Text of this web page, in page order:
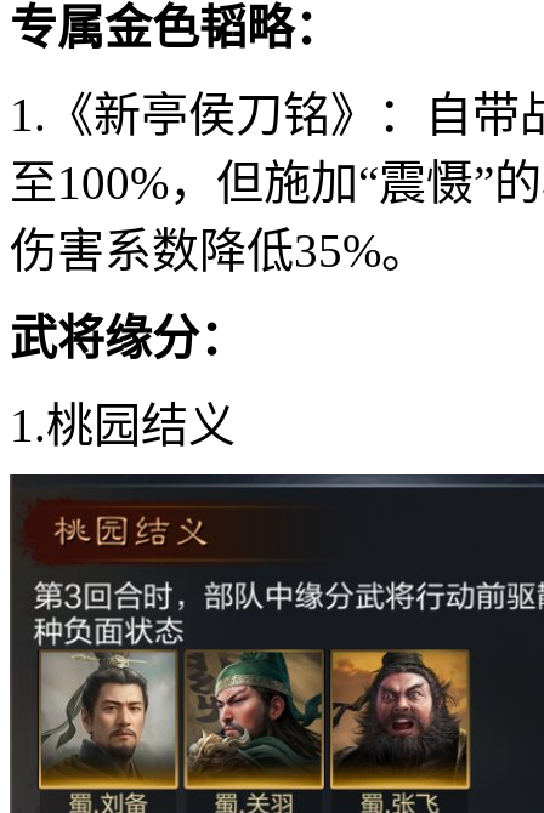
专属金色韬略：
1.《新亭侯刀铭》：自
至100%，但施加“震慑”
伤害系数降低35%。
武将缘分：
1.桃园结义